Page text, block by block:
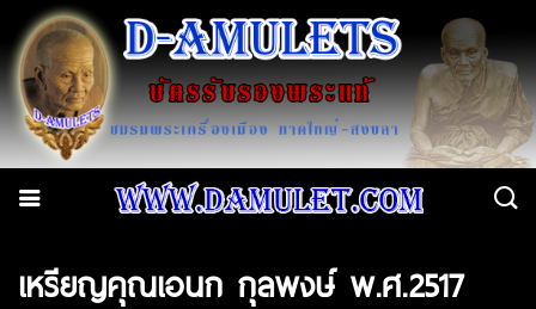
เหรียญคุณเอนก กุลพงษ์ พ.ศ.2517